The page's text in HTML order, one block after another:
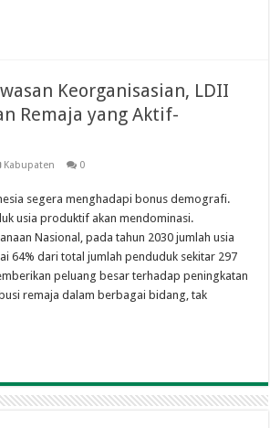
Keorganisasian, LDII
Remaja yang Aktif-
Kabupaten 0
segera menghadapi bonus demografi.
usia produktif akan mendominasi.
Nasional, pada tahun 2030 jumlah usia
64% dari total jumlah penduduk sekitar 297
peluang besar terhadap peningkatan
remaja dalam berbagai bidang, tak